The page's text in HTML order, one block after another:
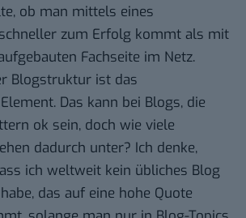
ob man mittels eines
zum Erfolg kommt als mit
Fachseite im Netz.
Blogstruktur ist das
Das kann bei Blogs, die
ok sein, doch wie viele
dadurch unter? Ich denke,
ich weltweit kein übliches Blog
das auf eine hohe Quote